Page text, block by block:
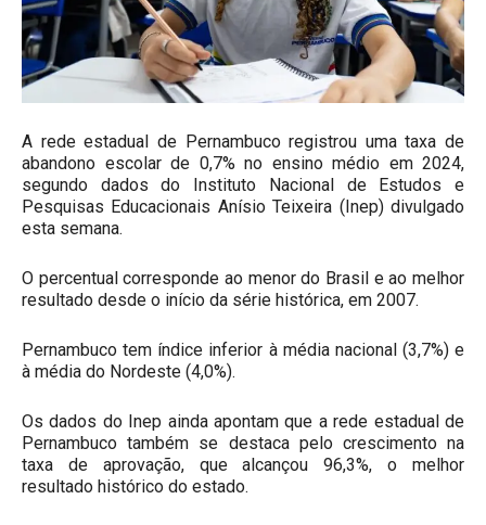
A rede estadual de Pernambuco registrou uma taxa de
abandono escolar de 0,7% no ensino médio em 2024,
segundo dados do Instituto Nacional de Estudos e
Pesquisas Educacionais Anísio Teixeira (Inep) divulgado
esta semana.
O percentual corresponde ao menor do Brasil e ao melhor
resultado desde o início da série histórica, em 2007.
Pernambuco tem índice inferior à média nacional (3,7%) e
à média do Nordeste (4,0%).
Os dados do Inep ainda apontam que a rede estadual de
Pernambuco também se destaca pelo crescimento na
taxa de aprovação, que alcançou 96,3%, o melhor
resultado histórico do estado.